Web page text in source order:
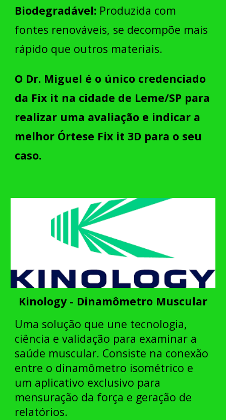
Biodegradável: Produzida com
fontes renováveis, se decompõe mais
rápido que outros materiais.
O Dr. Miguel é o único credenciado
da Fix it na cidade de Leme/SP para
realizar uma avaliação e indicar a
melhor Órtese Fix it 3D para o seu
caso.
Kinology - Dinamômetro Muscular
Uma solução que une tecnologia,
ciência e validação para examinar a
saúde muscular. Consiste na conexão
entre o dinamômetro isométrico e
um aplicativo exclusivo para
mensuração da força e geração de
relatórios.